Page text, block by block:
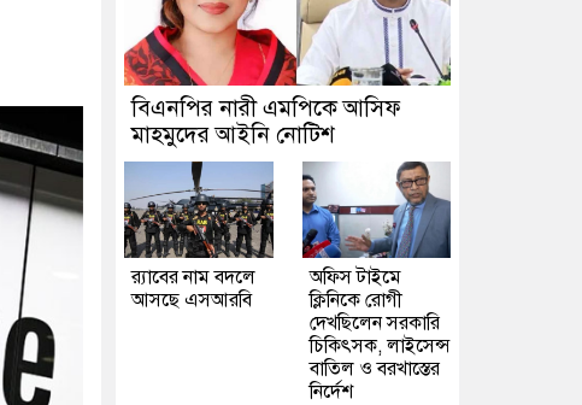
বিএনপির নারী এমপিকে আসিফ
মাহমুদের আইনি নোটিশ
র‍্যাবের নাম বদলে
আসছে এসআরবি
অফিস টাইমে
ক্লিনিকে রোগী
দেখছিলেন সরকারি
চিকিৎসক, লাইসেন্স
বাতিল ও বরখাস্তের
নির্দেশ